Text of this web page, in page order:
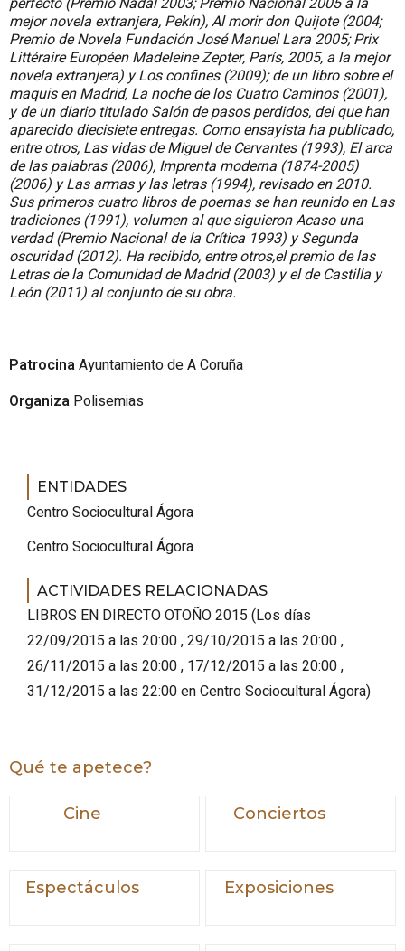
mejor novela extranjera, Pekín), Al morir don Quijote (2004;
Premio de Novela Fundación José Manuel Lara 2005; Prix
Littéraire Européen Madeleine Zepter, París, 2005, a la mejor
novela extranjera) y Los confines (2009); de un libro sobre el
maquis en Madrid, La noche de los Cuatro Caminos (2001),
y de un diario titulado Salón de pasos perdidos, del que han
aparecido diecisiete entregas. Como ensayista ha publicado,
entre otros, Las vidas de Miguel de Cervantes (1993), El arca
de las palabras (2006), Imprenta moderna (1874-2005)
(2006) y Las armas y las letras (1994), revisado en 2010.
Sus primeros cuatro libros de poemas se han reunido en Las
tradiciones (1991), volumen al que siguieron Acaso una
verdad (Premio Nacional de la Crítica 1993) y Segunda
oscuridad (2012). Ha recibido, entre otros,el premio de las
Letras de la Comunidad de Madrid (2003) y el de Castilla y
León (2011) al conjunto de su obra.
PatrocinaAyuntamiento de A Coruña
Organiza Polisemias
ENTIDADES
Centro Sociocultural Ágora
Centro Sociocultural Ágora
ACTIVIDADES RELACIONADAS
LIBROS EN DIRECTO OTOÑO 2015 (Los días
22/09/2015 a las 20:00 , 29/10/2015 a las 20:00 ,
26/11/2015 a las 20:00 , 17/12/2015 a las 20:00 ,
31/12/2015 a las 22:00en Centro Sociocultural Ágora)
Qué te apetece?
Cine Conciertos
Espectáculos Exposiciones